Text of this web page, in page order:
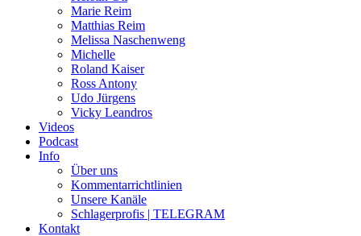
Marie Reim
Matthias Reim
Melissa Naschenweng
Michelle
Roland Kaiser
Ross Antony
Udo Jürgens
Vicky Leandros
Videos
Podcast
Info
Über uns
Kommentarrichtlinien
Unsere Kanäle
Schlagerprofis | TELEGRAM
Kontakt